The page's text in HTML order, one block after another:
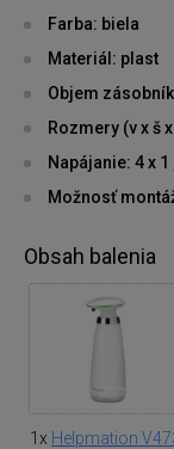
Farba: biela
Materiál: plast
Objem
Rozmery (v x š
Napájanie: 4 x 1
Možnosť
Obsah balenia
1x Helpmation